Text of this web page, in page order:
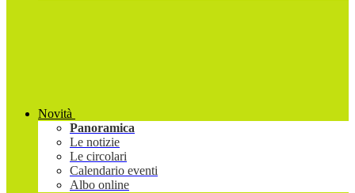
Novità
Panoramica
Le notizie
Le circolari
Calendario eventi
Albo online